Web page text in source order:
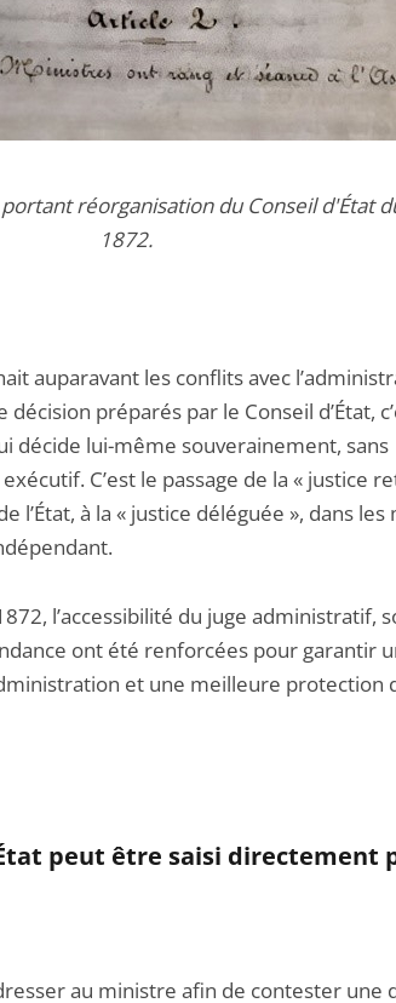
réorganisation du Conseil d'État
1872.
auparavant les conflits avec
préparés par le Conseil d’État,
décide lui-même souverainement, sans
C’est le passage de la « justice
l’État, à la « justice déléguée », dans les
l’accessibilité du juge administratif,
ont été renforcées pour garantir
et une meilleure protection
peut être saisi directement
au ministre afin de contester une